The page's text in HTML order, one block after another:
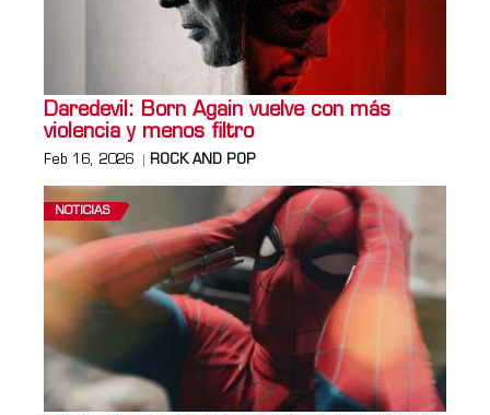
Daredevil: Born Again vuelve con más
violencia y menos filtro
Feb 16, 2026 ROCK AND POP
NOTICIAS